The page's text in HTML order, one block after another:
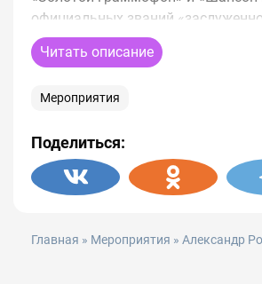
официальных званий
«народного артиста Российской
Тематика песен Розенбаума — в
любовной лирики, а выступает он
поддержки оркестров и
Единственный концерт в этом
Розенбаум с новой программой,
неповторимой энергетикой.
Читать описание
Мероприятия
Поделиться:
Главная » Мероприятия » Александр